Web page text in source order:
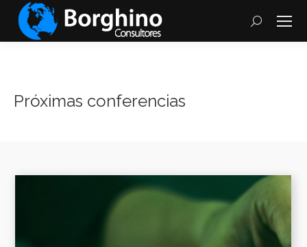
Search:
Próximas conferencias